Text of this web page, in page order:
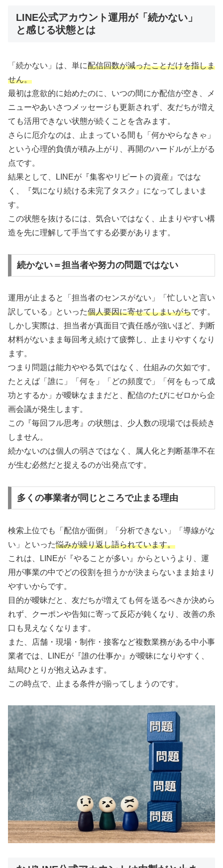
LINE公式アカウント運用が「続かない」
と感じる状態とは
「続かない」は、単に配信回数が減ったことだけを指しま
せん。
最初は意欲的に始めたのに、いつの間にか配信が空き、メ
ニューやあいさつメッセージも更新されず、友だちが増え
ても活用できない状態が続くことを含みます。
さらに厄介なのは、止まっている間も「何かやらなきゃ」
という心理的負債が積み上がり、再開のハードルが上がる
点です。
結果として、LINEが『集客やリピートの資産』ではな
く、『気になり続ける未完了タスク』になってしまいま
す。
この状態を抜けるには、気合いではなく、止まりやすい構
造を先に理解して手当てする必要があります。
続かない＝担当者や努力の問題ではない
運用が止まると「担当者のセンスがない」「忙しいと言い
訳している」といった個人要因に寄せてしまいがちです。
しかし実際は、担当者が真面目で責任感が強いほど、判断
材料がないまま毎回考え続けて疲弊し、止まりやすくなり
ます。
つまり問題は能力ややる気ではなく、仕組みの欠如です。
たとえば「誰に」「何を」「どの頻度で」「何をもって成
功とするか」が曖昧なままだと、配信のたびにゼロから企
画会議が発生します。
この『毎回フル思考』の状態は、少人数の現場では長続き
しません。
続かないのは個人の弱さではなく、属人化と判断基準不在
が生む必然だと捉えるのが出発点です。
多くの事業者が同じところで止まる理由
検索上位でも「配信が面倒」「分析できない」「導線がな
い」といった悩みが繰り返し語られています。
これは、LINEが『やることが多い』からというより、運
用が事業の中でどの役割を担うかが決まらないまま始まり
やすいからです。
目的が曖昧だと、友だちが増えても何を送るべきか決めら
れず、クーポンや告知に寄って反応が鈍くなり、改善の糸
口も見えなくなります。
また、店舗・現場・制作・接客など複数業務がある中小事
業者では、LINEが『誰の仕事か』が曖昧になりやすく、
結局ひとりが抱え込みます。
この時点で、止まる条件が揃ってしまうのです。